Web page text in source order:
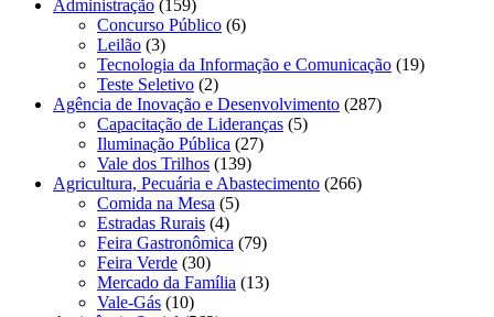
Administração (159)
Concurso Público (6)
Leilão (3)
Tecnologia da Informação e Comunicação (19)
Teste Seletivo (2)
Agência de Inovação e Desenvolvimento (287)
Capacitação de Lideranças (5)
Iluminação Pública (27)
Vale dos Trilhos (139)
Agricultura, Pecuária e Abastecimento (266)
Comida na Mesa (5)
Estradas Rurais (4)
Feira Gastronômica (79)
Feira Verde (30)
Mercado da Família (13)
Vale-Gás (10)